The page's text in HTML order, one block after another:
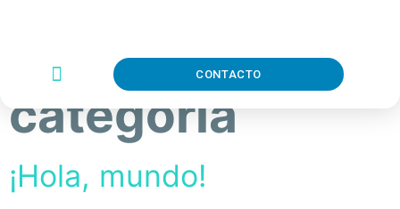
CONTACTO
Categoría:Sin
categoría
¡Hola, mundo!